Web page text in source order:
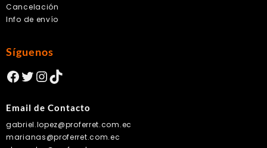
Cancelación
Info de envío
Síguenos
Facebook
Twitter
Instagram
TikTok
Email de Contacto
gabriel.lopez@proferret.com.ec
marianas@proferret.com.ec